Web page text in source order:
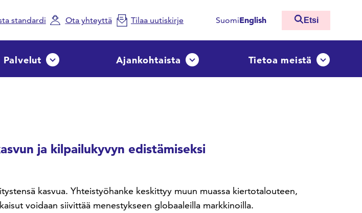
standardi Ota yhteyttä Tilaa uutiskirje SuomiEnglish Etsi
Palvelut Avaa tai sulje pudotusvalikkoAjankohtaista Avaa tai sulje pudotusvalikkoTietoa meistä Avaa tai
ja kilpailukyvyn edistämiseksi
kasvua. Yhteistyöhanke keskittyy muun muassa kiertotalouteen,
voidaan siivittää menestykseen globaaleilla markkinoilla.